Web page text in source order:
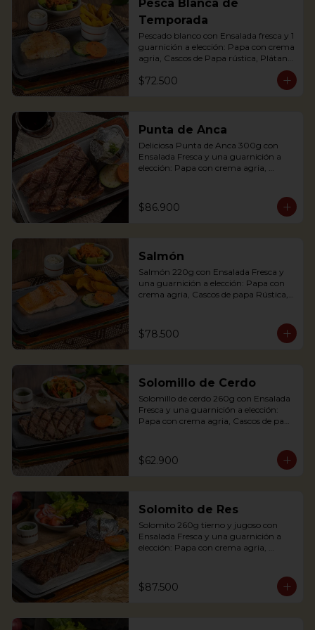
potato with sour cream, accompanied
with a fresh salad.
Pesca Blanca de
Temporada
Pescado blanco con Ensalada fresca y 1
guarnición a elección: Papa con crema
agria, Cascos de Papa rústica, Plátano
maduro con Quesito, Palitos de Yuca,
Puré de Papa y Arracacha
$72.500
Punta de Anca
Deliciosa Punta de Anca 300g con
Ensalada Fresca y una guarnición a
elección: Papa con crema agria,
Yuca, Puré de papa y arracacha
Our delicious Rump Steak is served on
a griddle with a baked potato with
sour cream. Accompanied with a fresh
$86.900
Salmón
Salmón 220g con Ensalada Fresca y
una guarnición a elección: Papa con
crema agria, Cascos de papa Rústica,
arracacha. Acompañado de salsa de
soya y jengibre.
Accompanied with a salad and a
delicious ginger sauce.
$78.500
Solomillo de Cerdo
Solomillo de cerdo 260g con Ensalada
Fresca y una guarnición a elección:
Papa con crema agria, Cascos de papa
y arracacha.
Pork tenderloin 280g with baked
potato with sour cream and house
salad. Single term.
$62.900
Solomito de Res
Solomito 260g tierno y jugoso con
Ensalada Fresca y una guarnición a
elección: Papa con crema agria,
Yuca, Puré de papa y arracacha
$87.500